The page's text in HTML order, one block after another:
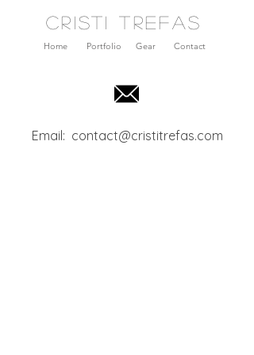
cristi TREFAS
Home Portfolio Gear Contact
Email: contact@cristitrefas.com